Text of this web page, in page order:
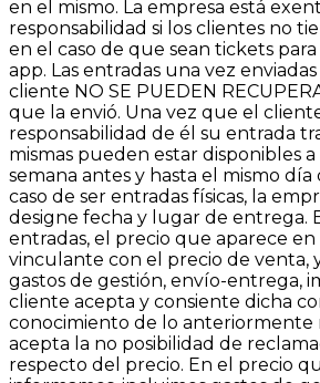
en el mismo. La empresa está
responsabilidad si los clientes no
en el caso de que sean tickets
app. Las entradas una vez
cliente NO SE PUEDEN
que la envió. Una vez que el
responsabilidad de él su entrada
mismas pueden estar disponibles
semana antes y hasta el mismo
caso de ser entradas físicas, la
designe fecha y lugar de entrega.
entradas, el precio que aparece en
vinculante con el precio de venta,
gastos de gestión, envío-entrega,
cliente acepta y consiente dicha
conocimiento de lo anteriormente
acepta la no posibilidad de
respecto del precio. En el precio